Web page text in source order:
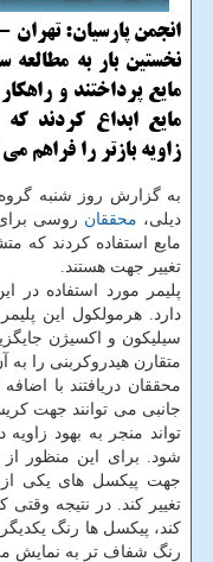
انجمن پارسیان: تهران
نخستین بار به
مایع پرداختند و
زاویه بازتر را فراهم
به گزارش روز شنبه گروه
دیلی، محققان روسی برای
مایع استفاده كردند كه
تغییر جهت هستند.
پلیمر مورد استفاده در
دارد. هرمولكول این
سیلیكون و اكسیژن
متقارن هیدروكربنی را
محققان دریافتند با
جانبی می توانند جهت
شود. برای این منظور از
جهت پیكسل های یكی از
تغییر كند. در نتیجه وقتی
كند، پیكسل ها رنگ
رنگ شفاف تر به نمایش